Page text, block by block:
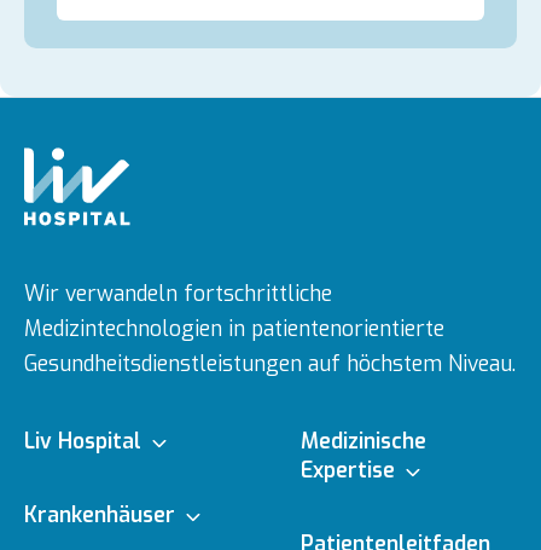
Wir verwandeln fortschrittliche
Medizintechnologien in patientenorientierte
Gesundheitsdienstleistungen auf höchstem Niveau.
Liv Hospital
Krankenhäuser
Medizinische
Expertise
Patientenleitfaden